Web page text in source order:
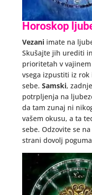
Horoskop
Vezaniimate na
Skušajte jih urediti
prioritetah v vajinem
vsega izpustiti iz rok
sebe. Samski,
potrpljenja na
da tam zunaj ni
vašem okusu, a ta
sebe. Odzovite se
strani dovolj